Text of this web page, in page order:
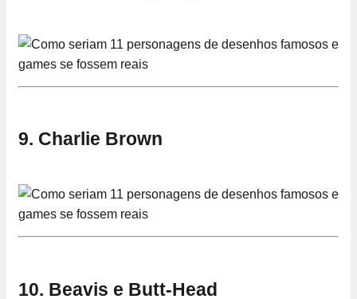
9. Charlie Brown
10. Beavis e Butt-Head